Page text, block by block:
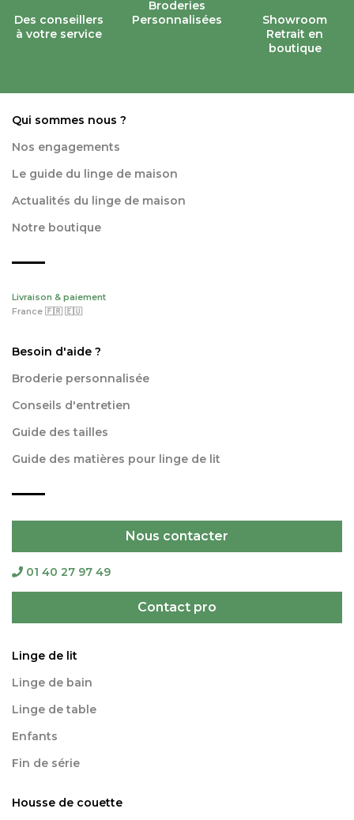
Des conseillers
à votre service
Broderies
Personnalisées
Showroom
Retrait en
boutique
Qui sommes nous ?
Nos engagements
Le guide du linge de maison
Actualités du linge de maison
Notre boutique
Livraison & paiement
France 🇫🇷 🇪🇺
Besoin d'aide ?
Broderie personnalisée
Conseils d'entretien
Guide des tailles
Guide des matières pour linge de lit
Nous contacter
01 40 27 97 49
Contact pro
Linge de lit
Linge de bain
Linge de table
Enfants
Fin de série
Housse de couette